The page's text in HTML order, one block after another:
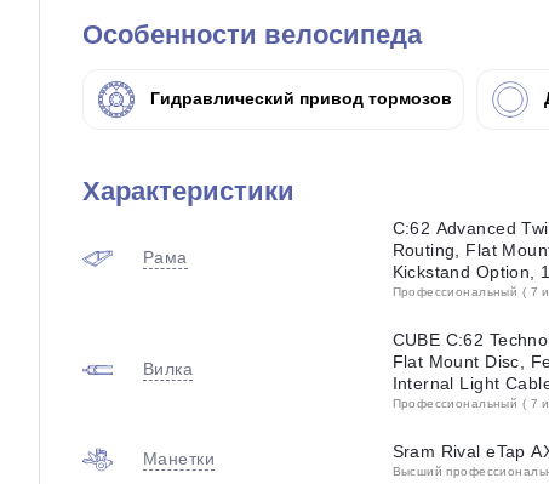
Особенности велосипеда
Гидравлический привод тормозов
Характеристики
Рама
C:62 Advanced
Routing, Flat
Kickstand Option,
Профессиональный ( 7
Вилка
CUBE C:62
Flat Mount Disc,
Internal Light
Профессиональный ( 7
Манетки Sram Rival eTap
Высший